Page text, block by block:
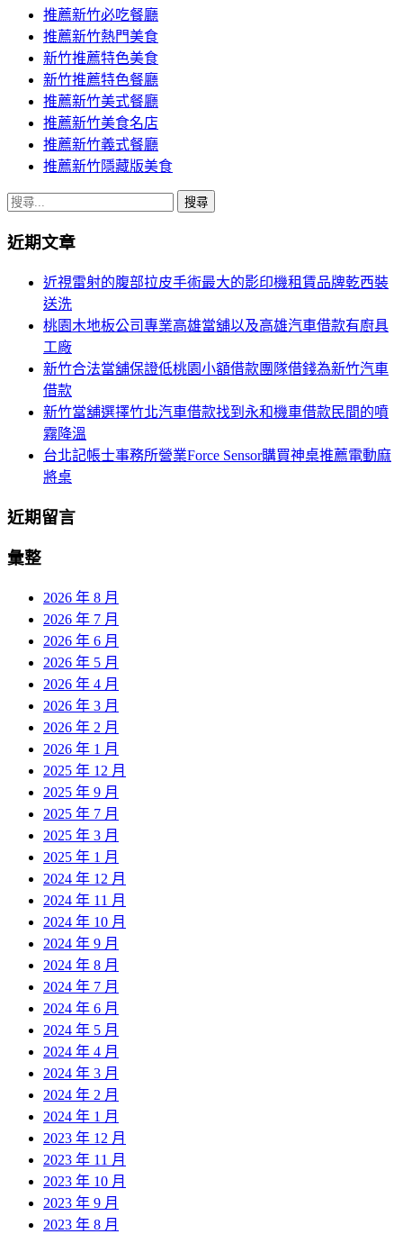
推薦新竹必吃餐廳
推薦新竹熱門美食
新竹推薦特色美食
新竹推薦特色餐廳
推薦新竹美式餐廳
推薦新竹美食名店
推薦新竹義式餐廳
推薦新竹隱藏版美食
搜
關
近期文章
近視雷射的腹部拉皮手術最大的影印機租賃品牌乾西裝
送洗
桃園木地板公司專業高雄當舖以及高雄汽車借款有廚具
工廠
新竹合法當舖保證低桃園小額借款團隊借錢為新竹汽車
借款
新竹當舖選擇竹北汽車借款找到永和機車借款民間的噴
霧降溫
台北記帳士事務所營業Force Sensor購買神桌推薦電動麻
將桌
近期留言
彙整
2026 年 8 月
2026 年 7 月
2026 年 6 月
2026 年 5 月
2026 年 4 月
2026 年 3 月
2026 年 2 月
2026 年 1 月
2025 年 12 月
2025 年 9 月
2025 年 7 月
2025 年 3 月
2025 年 1 月
2024 年 12 月
2024 年 11 月
2024 年 10 月
2024 年 9 月
2024 年 8 月
2024 年 7 月
2024 年 6 月
2024 年 5 月
2024 年 4 月
2024 年 3 月
2024 年 2 月
2024 年 1 月
2023 年 12 月
2023 年 11 月
2023 年 10 月
2023 年 9 月
2023 年 8 月